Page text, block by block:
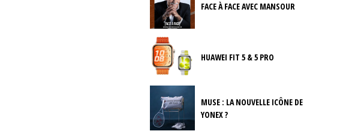
FACE À FACE AVEC MANSOUR
HUAWEI FIT 5 & 5 PRO
MUSE : LA NOUVELLE ICÔNE DE
YONEX ?